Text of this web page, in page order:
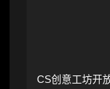
CS创意工坊开